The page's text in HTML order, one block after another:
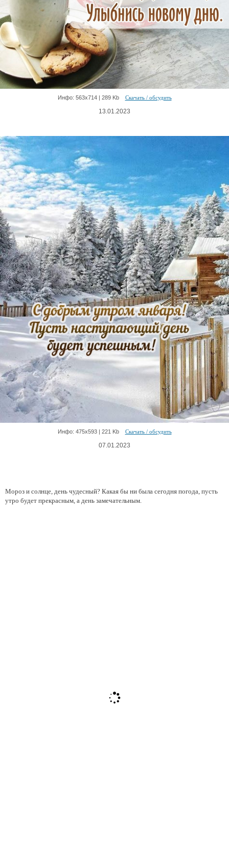
Инфо: 563х714 | 289 Kb Скачать / обсудить
13.01.2023
Инфо: 475х593 | 221 Kb Скачать / обсудить
07.01.2023
Мороз и солнце, день чудесный? Какая бы ни была сегодня погода, пусть
утро будет прекрасным, а день замечательным.